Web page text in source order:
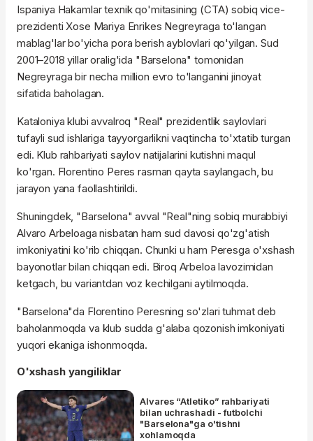
Ispaniya Hakamlar texnik qo'mitasining (CTA) sobiq vice-
prezidenti Xose Mariya Enrikes Negreyraga to'langan
mablag'lar bo'yicha pora berish ayblovlari qo'yilgan. Sud
2001–2018 yillar oralig'ida "Barselona" tomonidan
Negreyraga bir necha million evro to'langanini jinoyat
sifatida baholagan.
Kataloniya klubi avvalroq "Real" prezidentlik saylovlari
tufayli sud ishlariga tayyorgarlikni vaqtincha to'xtatib turgan
edi. Klub rahbariyati saylov natijalarini kutishni maqul
ko'rgan. Florentino Peres rasman qayta saylangach, bu
jarayon yana faollashtirildi.
Shuningdek, "Barselona" avval "Real"ning sobiq murabbiyi
Alvaro Arbeloaga nisbatan ham sud davosi qo'zg'atish
imkoniyatini ko'rib chiqqan. Chunki u ham Peresga o'xshash
bayonotlar bilan chiqqan edi. Biroq Arbeloa lavozimidan
ketgach, bu variantdan voz kechilgani aytilmoqda.
"Barselona"da Florentino Peresning so'zlari tuhmat deb
baholanmoqda va klub sudda g'alaba qozonish imkoniyati
yuqori ekaniga ishonmoqda.
O'xshash yangiliklar
Alvares “Atletiko” rahbariyati
bilan uchrashadi - futbolchi
"Barselona"ga o'tishni
xohlamoqda